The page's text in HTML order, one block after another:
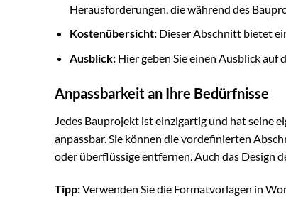
Herausforderungen, die während des
Kostenübersicht:Dieser Abschnitt bietet
Ausblick:Hier geben Sie einen Ausblick auf
Anpassbarkeit an Ihre Bedürfnisse
Jedes Bauprojekt ist einzigartig und hat seine
anpassbar. Sie können die vordefinierten
oder überflüssige entfernen. Auch das Design
Tipp:Verwenden Sie die Formatvorlagen in